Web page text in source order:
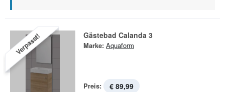
Verpasst! Gästebad Calanda 3
Marke: Aquaform
Preis: € 89,99